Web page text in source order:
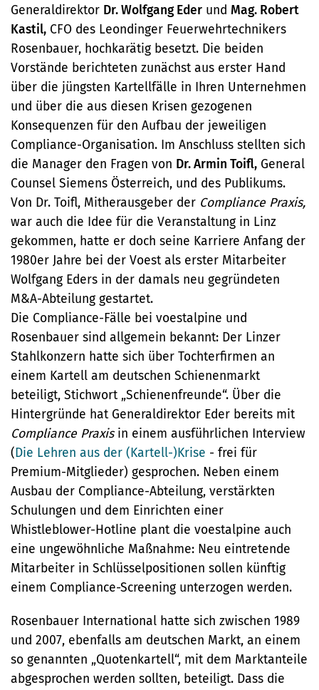
Generaldirektor Dr. Wolfgang Eder und Mag. Robert
Kastil, CFO des Leondinger Feuerwehrtechnikers
Rosenbauer, hochkarätig besetzt. Die beiden
Vorstände berichteten zunächst aus erster Hand
über die jüngsten Kartellfälle in Ihren Unternehmen
und über die aus diesen Krisen gezogenen
Konsequenzen für den Aufbau der jeweiligen
Compliance-Organisation. Im Anschluss stellten sich
die Manager den Fragen von Dr. Armin Toifl, General
Counsel Siemens Österreich, und des Publikums.
Von Dr. Toifl, Mitherausgeber der Compliance Praxis,
war auch die Idee für die Veranstaltung in Linz
gekommen, hatte er doch seine Karriere Anfang der
1980er Jahre bei der Voest als erster Mitarbeiter
Wolfgang Eders in der damals neu gegründeten
M&A-Abteilung gestartet.
Die Compliance-Fälle bei voestalpine und
Rosenbauer sind allgemein bekannt: Der Linzer
Stahlkonzern hatte sich über Tochterfirmen an
einem Kartell am deutschen Schienenmarkt
beteiligt, Stichwort „Schienenfreunde“. Über die
Hintergründe hat Generaldirektor Eder bereits mit
Compliance Praxisin einem ausführlichen Interview
( Die Lehren aus der (Kartell-)Krise - frei für
Premium-Mitglieder) gesprochen. Neben einem
Ausbau der Compliance-Abteilung, verstärkten
Schulungen und dem Einrichten einer
Whistleblower-Hotline plant die voestalpine auch
eine ungewöhnliche Maßnahme: Neu eintretende
Mitarbeiter in Schlüsselpositionen sollen künftig
einem Compliance-Screening unterzogen werden.
Rosenbauer International hatte sich zwischen 1989
und 2007, ebenfalls am deutschen Markt, an einem
so genannten „Quotenkartell“, mit dem Marktanteile
abgesprochen werden sollten, beteiligt. Dass die